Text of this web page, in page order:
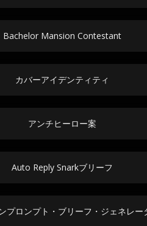
Bachelor Mansion Contestant
カバーアイデンティティ
アンチヒーロー案
Auto Reply Snarkブリーフ
プロンプト・ブリーフ・ジェネレー